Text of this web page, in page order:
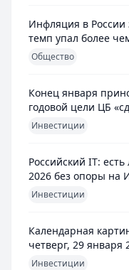
Инфляция в России
темп упал более
Общество
Конец января
годовой цели ЦБ
Инвестиции
Российский IT:
2026 без опоры на
Инвестиции
Календарная
четверг, 29 января
Инвестиции